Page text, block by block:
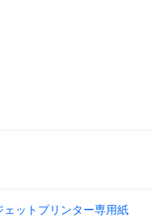
ェットプリンター専用紙